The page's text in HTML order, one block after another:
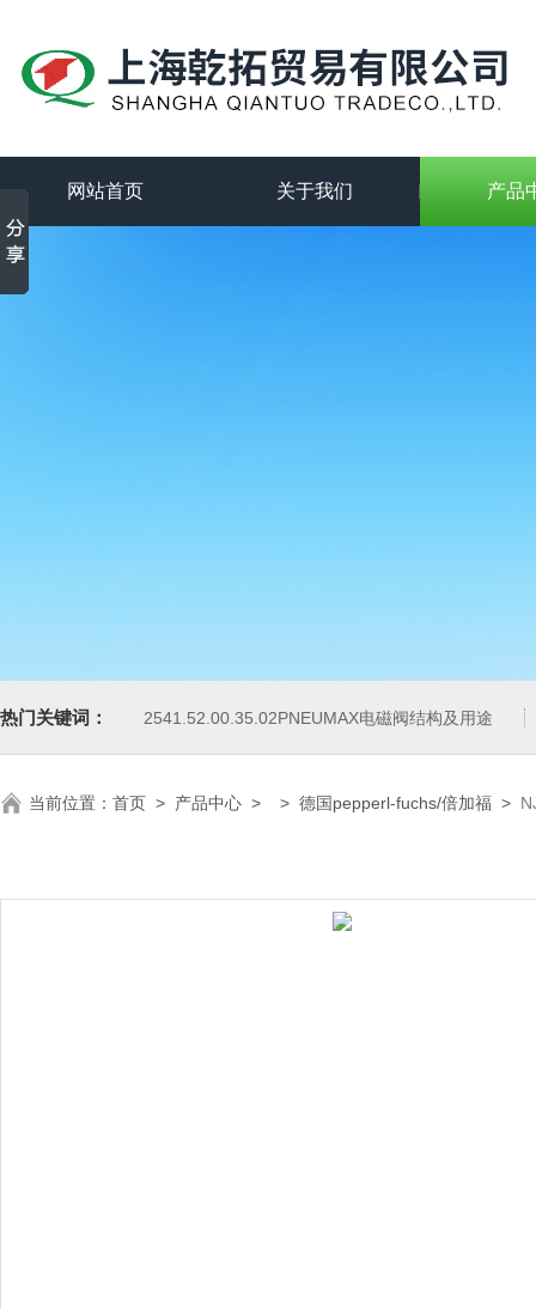
网站首页 关于我们 产品
热门关键词： 2541.52.00.35.02PNEUMAX电磁阀结构及用途
当前位置： 首页 > 产品中心 > > 德国pepperl-fuchs/倍加福 >